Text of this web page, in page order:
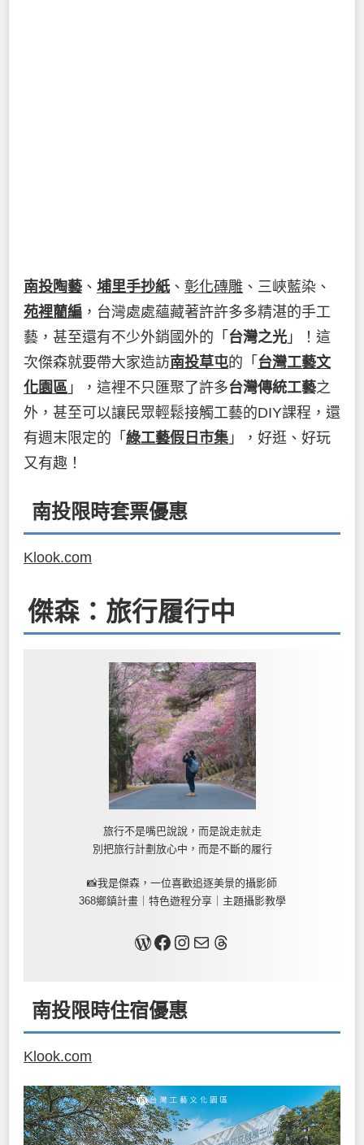
南投陶藝 、 埔里手抄紙、 彰化磚雕 、三峽藍染、
苑裡藺編 ，台灣處處蘊藏著許許多多精湛的手工
藝，甚至還有不少外銷國外的「 台灣之光 」！這
次傑森就要帶大家造訪南投草屯的「 台灣工藝文
化園區 」，這裡不只匯聚了許多台灣傳統工藝之
外，甚至可以讓民眾輕鬆接觸工藝的DIY課程，還
有週末限定的「 綠工藝假日市集 」，好逛、好玩
又有趣！
南投限時套票優惠
Klook.com
傑森：旅行履行中
旅行不是嘴巴說說，而是說走就走
別把旅行計劃放心中，而是不斷的履行
📸我是傑森，一位喜歡追逐美景的攝影師
368鄉鎮計畫｜特色遊程分享｜主題攝影教學
關於我Facebook InstagramMail Threads
南投限時住宿優惠
Klook.com